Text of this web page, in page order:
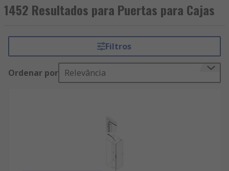
1452 Resultados para Puertas para Cajas
Filtros
Ordenar por Relevância